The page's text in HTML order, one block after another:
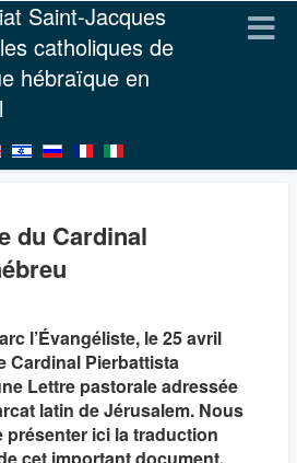
Saint-Jacques
catholiques de
hébraïque en
du Cardinal
l’Évangéliste, le 25 avril
Cardinal Pierbattista
Lettre pastorale adressée
latin de Jérusalem. Nous
présenter ici la traduction